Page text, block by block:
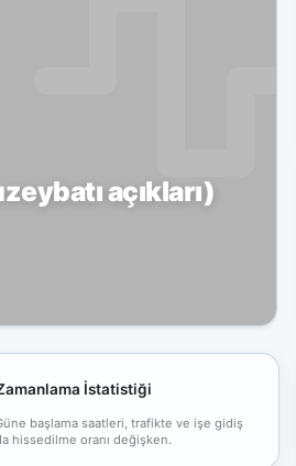
açıkları)
İstatistiği
başlama saatleri, trafikte ve işe gidiş
hissedilme oranı değişken.